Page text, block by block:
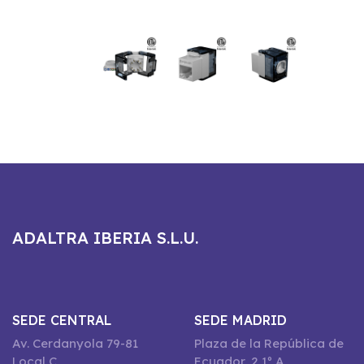
ADALTRA IBERIA S.L.U.
SEDE CENTRAL
Av. Cerdanyola 79-81
SEDE MADRID
Plaza de la República de